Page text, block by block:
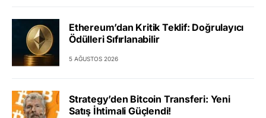
Ethereum’dan Kritik Teklif: Doğrulayıcı
Ödülleri Sıfırlanabilir
5 AĞUSTOS 2026
Strategy’den Bitcoin Transferi: Yeni
Satış İhtimali Güçlendi!